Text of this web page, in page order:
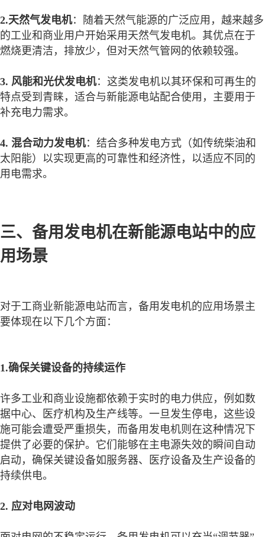
2.天然气发电机：随着天然气能源的广泛应用，越来越多
的工业和商业用户开始采用天然气发电机。其优点在于
燃烧更清洁，排放少，但对天然气管网的依赖较强。
3. 风能和光伏发电机：这类发电机以其环保和可再生的
特点受到青睐，适合与新能源电站配合使用，主要用于
补充电力需求。
4. 混合动力发电机：结合多种发电方式（如传统柴油和
太阳能）以实现更高的可靠性和经济性，以适应不同的
用电需求。
三、备用发电机在新能源电站中的应
用场景
对于工商业新能源电站而言，备用发电机的应用场景主
要体现在以下几个方面：
1.确保关键设备的持续运作
许多工业和商业设施都依赖于实时的电力供应，例如数
据中心、医疗机构及生产线等。一旦发生停电，这些设
施可能会遭受严重损失，而备用发电机则在这种情况下
提供了必要的保护。它们能够在主电源失效的瞬间自动
启动，确保关键设备如服务器、医疗设备及生产设备的
持续供电。
2. 应对电网波动